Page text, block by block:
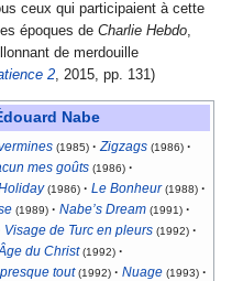
ceux qui participaient à cette
époques deCharlie Hebdo,
de merdouille
2, 2015, pp. 131)
Nabe
(1985) · Zigzags (1986) ·
mes goûts (1986) ·
(1986) · Le Bonheur (1988) ·
(1989) · Nabe’s Dream (1991) ·
Visage de Turc en pleurs (1992) ·
du Christ (1992) ·
tout (1992) · Nuage (1993) ·